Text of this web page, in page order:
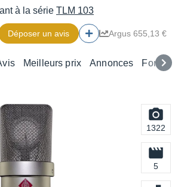
à la série TLM 103
Déposer un avis Argus 655,13 €
Meilleurs prix Annonces Forums
1322
5